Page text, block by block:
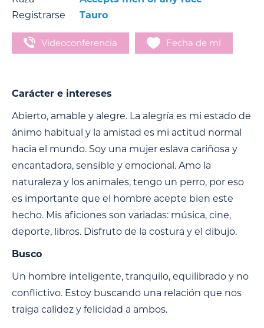
Registrarse
Tauro
Videoconferencia Fecha de mí
Carácter e intereses
Abierto, amable y alegre. La alegría es mi estado de
ánimo habitual y la amistad es mi actitud normal
hacia el mundo. Soy una mujer eslava cariñosa y
encantadora, sensible y emocional. Amo la
naturaleza y los animales, tengo un perro, por eso
es importante que el hombre acepte bien este
hecho. Mis aficiones son variadas: música, cine,
deporte, libros. Disfruto de la costura y el dibujo.
Busco
Un hombre inteligente, tranquilo, equilibrado y no
conflictivo. Estoy buscando una relación que nos
traiga calidez y felicidad a ambos.